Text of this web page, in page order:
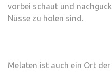
vorbei schaut und
Nüsse zu holen sind.
Melaten ist auch ein Ort